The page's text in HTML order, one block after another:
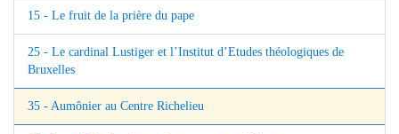
15 - Le fruit de la prière du pape
25 - Le cardinal Lustiger et l’Institut d’Etudes théologiques de
Bruxelles
35 - Aumônier au Centre Richelieu